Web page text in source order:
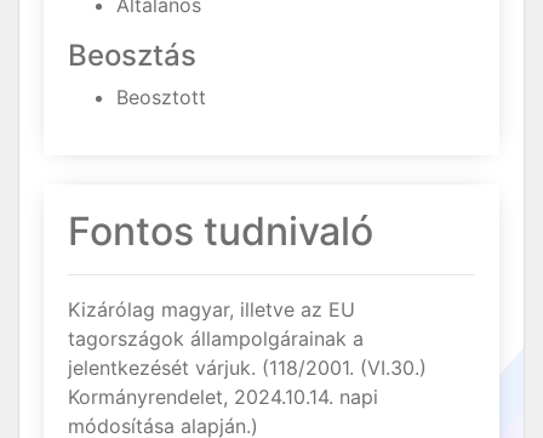
Általános
Beosztás
Beosztott
Fontos tudnivaló
Kizárólag magyar, illetve az EU
tagországok állampolgárainak a
jelentkezését várjuk. (118/2001. (VI.30.)
Kormányrendelet, 2024.10.14. napi
módosítása alapján.)